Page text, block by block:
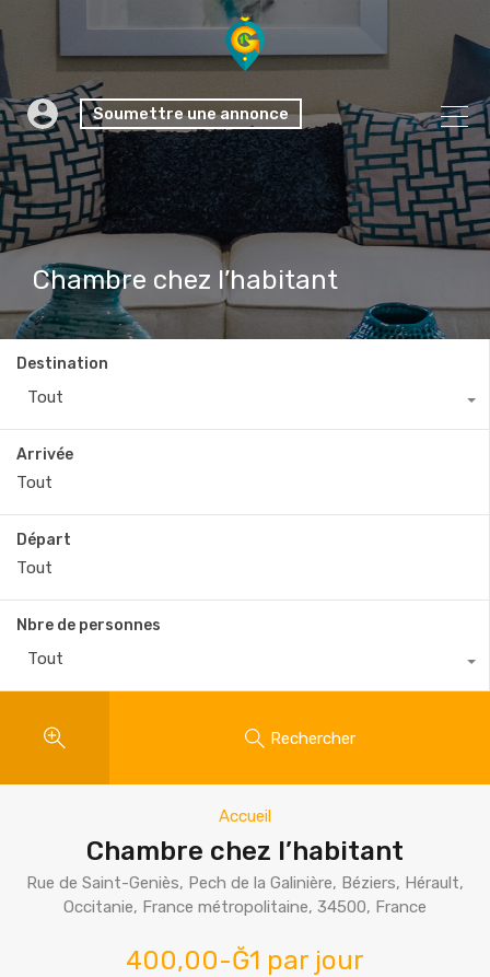
Soumettre une annonce
Chambre chez l’habitant
Destination
Tout
Arrivée
Départ
Nbre de personnes
Tout
Rechercher
Accueil
Chambre chez l’habitant
Rue de Saint-Geniès, Pech de la Galinière, Béziers, Hérault,
Occitanie, France métropolitaine, 34500, France
400,00-Ğ1 par jour